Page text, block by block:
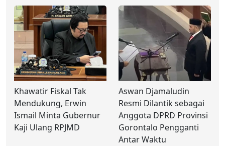
Khawatir Fiskal Tak
Mendukung, Erwin
Ismail Minta Gubernur
Kaji Ulang RPJMD
Aswan Djamaludin
Resmi Dilantik sebagai
Anggota DPRD Provinsi
Gorontalo Pengganti
Antar Waktu